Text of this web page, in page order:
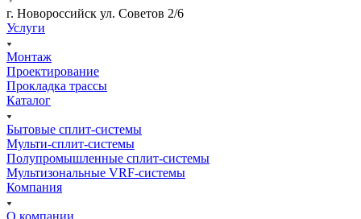
г. Новороссийск ул. Советов 2/6
Услуги
Монтаж
Проектирование
Прокладка трассы
Каталог
Бытовые сплит-системы
Мульти-сплит-системы
Полупромышленные сплит-системы
Мультизональные VRF-системы
Компания
О компании